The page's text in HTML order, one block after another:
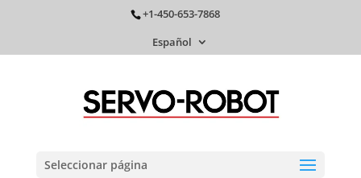
+1-450-653-7868
Español
Seleccionar página